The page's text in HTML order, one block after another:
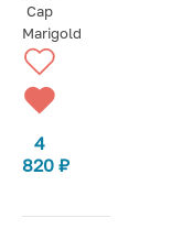
Cap
Marigold
4
820 ₽